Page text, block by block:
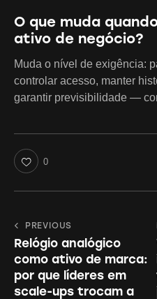
O que muda
ativo de negócio?
Muda o nível de exigência:
controlar acesso, manter
garantir previsibilidade —
0
Navegação
de
Post
PREVIOUS
Relógio analógico
como ativo de marca:
por que líderes em
scale-ups trocam a